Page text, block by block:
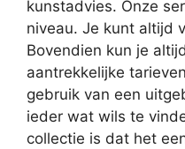
kunstadvies. Onze
niveau. Je kunt altijd
Bovendien kun je
aantrekkelijke
gebruik van een
ieder wat wils te
collectie is dat het